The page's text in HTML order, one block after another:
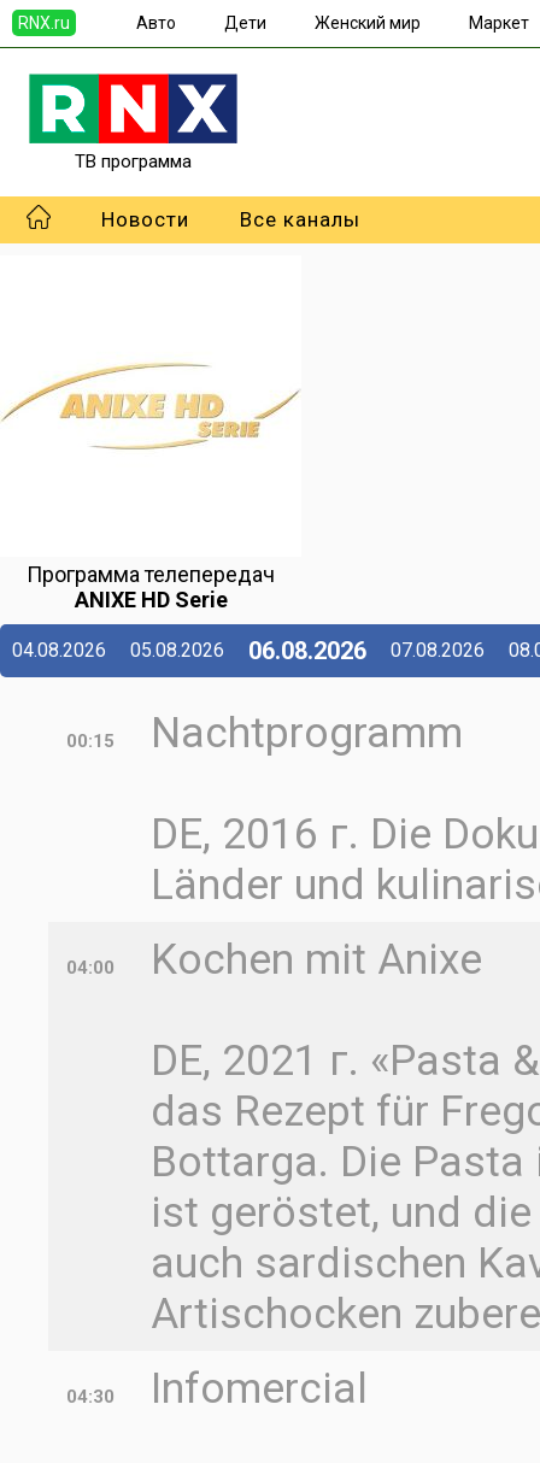
RNX.ru Авто Дети Женский мир Маркет
ТВ программа
Новости Все каналы
Программа телепередач
ANIXE HD Serie
04.08.2026 05.08.2026 06.08.2026 07.08.2026
00:15
Nachtprogramm
DE, 2016 г. Die
Länder und
04:00
Kochen mit Anixe
DE, 2021 г. «Pasta
das Rezept für
Bottarga. Die
ist geröstet, und
auch sardischen
Artischocken
04:30
Infomercial